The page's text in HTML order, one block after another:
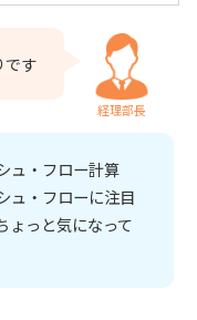
です
経理部長
ュ・フロー計算
ュ・フローに注目
ょっと気になって